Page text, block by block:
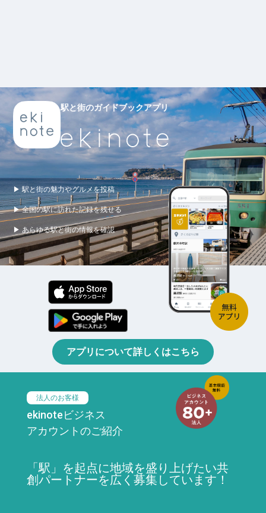
駅と街のガイドブックアプリ
▶ 駅と街の魅力やグルメを投稿
▶ 全国の駅に訪れた記録を残せる
▶ あらゆる駅と街の情報を確認
アプリについて詳しくはこちら
法人のお客様
ekinoteビジネス
アカウントのご紹介
「駅」を起点に地域を盛り上げたい共
創パートナーを広く募集しています！